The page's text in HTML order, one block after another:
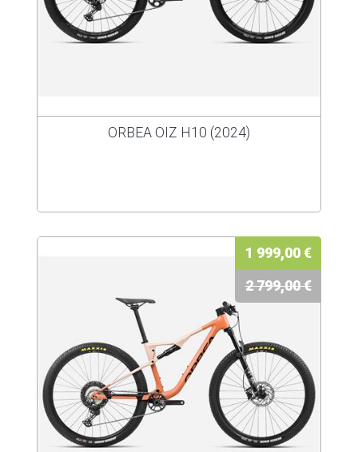
ORBEA OIZ H10 (2024)
1 999,00 €
2 799,00 €